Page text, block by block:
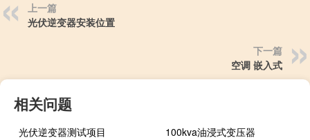
上一篇
光伏逆变器安装位置
下一篇
空调 嵌入式
相关问题
光伏逆变器测试项目
100kva油浸式变压器